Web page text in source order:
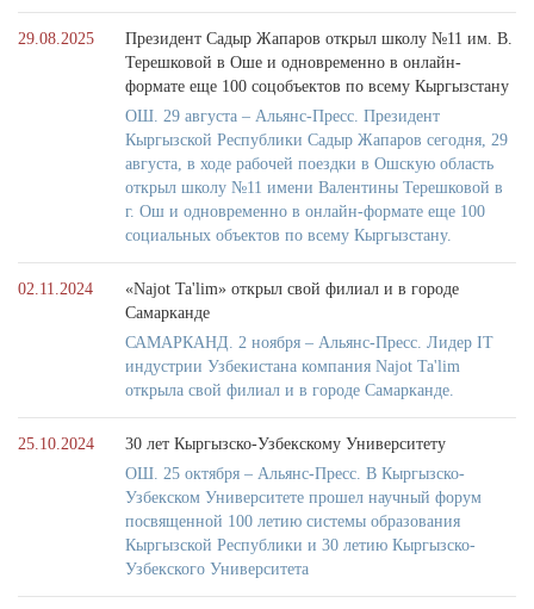
29.08.2025
Президент Садыр Жапаров открыл школу №11 им. В.
Терешковой в Оше и одновременно в онлайн-
формате еще 100 соцобъектов по всему Кыргызстану
ОШ. 29 августа – Альянс-Пресс. Президент
Кыргызской Республики Садыр Жапаров сегодня, 29
августа, в ходе рабочей поездки в Ошскую область
открыл школу №11 имени Валентины Терешковой в
г. Ош и одновременно в онлайн-формате еще 100
социальных объектов по всему Кыргызстану.
02.11.2024
«Najot Ta'lim» открыл свой филиал и в городе
Самарканде
САМАРКАНД. 2 ноября – Альянс-Пресс. Лидер IT
индустрии Узбекистана компания Najot Ta'lim
открыла свой филиал и в городе Самарканде.
25.10.2024
30 лет Кыргызско-Узбекскому Университету
ОШ. 25 октября – Альянс-Пресс. В Кыргызско-
Узбекском Университете прошел научный форум
посвященной 100 летию системы образования
Кыргызской Республики и 30 летию Кыргызско-
Узбекского Университета